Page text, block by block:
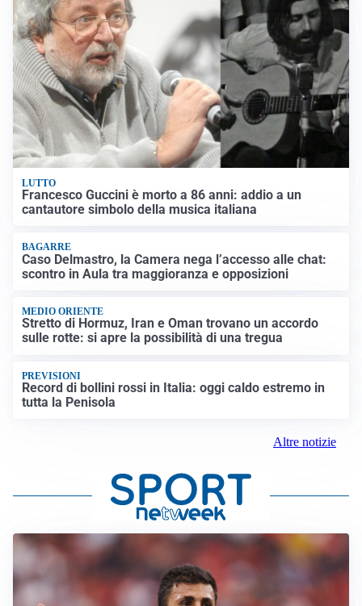
LUTTO
Francesco Guccini è morto a 86 anni: addio a un
cantautore simbolo della musica italiana
BAGARRE
Caso Delmastro, la Camera nega l’accesso alle chat:
scontro in Aula tra maggioranza e opposizioni
MEDIO ORIENTE
Stretto di Hormuz, Iran e Oman trovano un accordo
sulle rotte: si apre la possibilità di una tregua
PREVISIONI
Record di bollini rossi in Italia: oggi caldo estremo in
tutta la Penisola
Altre notizie